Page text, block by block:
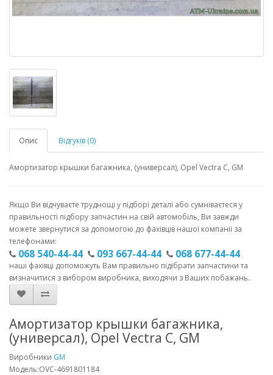
Опис Відгуків (0)
Амортизатор крышки багажника, (универсал), Opel Vectra C, GM
Якщо Ви відчуваєте труднощі у підборі деталі або сумніваєтеся у
правильності підбору запчастин на свій автомобіль, Ви завжди
можете звернутися за допомогою до фахівців нашої компанії за
телефонами:
068 540-44-44 093 667-44-44 068 677-44-44
наші фахівці допоможуть Вам правильно підібрати запчастини та
визначитися з вибором виробника, виходячи з Ваших побажань.
Амортизатор крышки багажника,
(универсал), Opel Vectra C, GM
Виробники GM
Модель:OVC-4691801184